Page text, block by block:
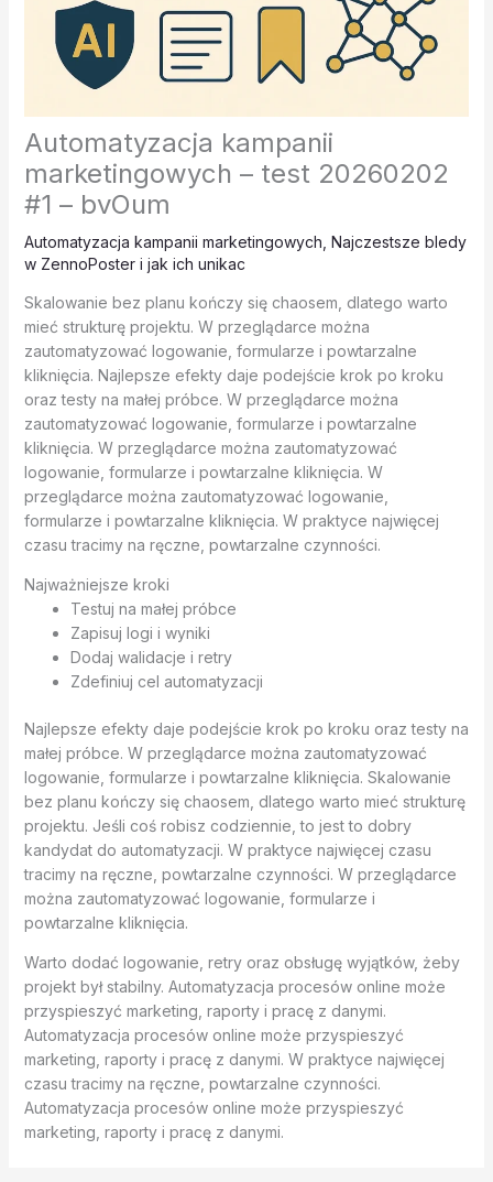
Automatyzacja kampanii
marketingowych – test 20260202
#1 – bvOum
Automatyzacja kampanii marketingowych Najczestsze bledy
w ZennoPoster i jak ich unikac
Skalowanie bez planu kończy się chaosem, dlatego warto
mieć strukturę projektu. W przeglądarce można
zautomatyzować logowanie, formularze i powtarzalne
kliknięcia. Najlepsze efekty daje podejście krok po kroku
oraz testy na małej próbce. W przeglądarce można
zautomatyzować logowanie, formularze i powtarzalne
kliknięcia. W przeglądarce można zautomatyzować
logowanie, formularze i powtarzalne kliknięcia. W
przeglądarce można zautomatyzować logowanie,
formularze i powtarzalne kliknięcia. W praktyce najwięcej
czasu tracimy na ręczne, powtarzalne czynności.
Najważniejsze kroki
Testuj na małej próbce
Zapisuj logi i wyniki
Dodaj walidacje i retry
Zdefiniuj cel automatyzacji
Najlepsze efekty daje podejście krok po kroku oraz testy na
małej próbce. W przeglądarce można zautomatyzować
logowanie, formularze i powtarzalne kliknięcia. Skalowanie
bez planu kończy się chaosem, dlatego warto mieć strukturę
projektu. Jeśli coś robisz codziennie, to jest to dobry
kandydat do automatyzacji. W praktyce najwięcej czasu
tracimy na ręczne, powtarzalne czynności. W przeglądarce
można zautomatyzować logowanie, formularze i
powtarzalne kliknięcia.
Warto dodać logowanie, retry oraz obsługę wyjątków, żeby
projekt był stabilny. Automatyzacja procesów online może
przyspieszyć marketing, raporty i pracę z danymi.
Automatyzacja procesów online może przyspieszyć
marketing, raporty i pracę z danymi. W praktyce najwięcej
czasu tracimy na ręczne, powtarzalne czynności.
Automatyzacja procesów online może przyspieszyć
marketing, raporty i pracę z danymi.